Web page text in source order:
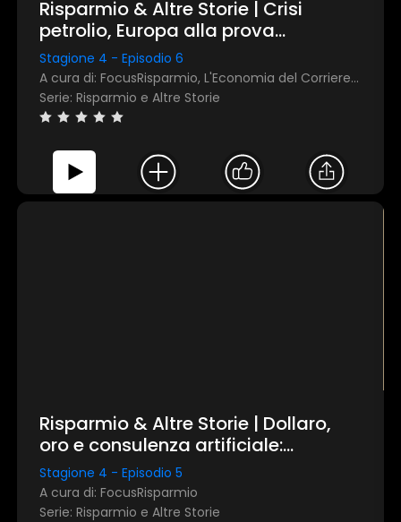
Risparmio & Altre Storie | Crisi
petrolio, Europa alla prova
dell'energia: rassegna stampa
mensile di marzo 2026
Stagione 4 - Episodio 6
A cura di: FocusRisparmio, L'Economia del Corriere della Sera
Serie: Risparmio e Altre Storie
Risparmio & Altre Storie | Dollaro,
oro e consulenza artificiale:
rassegna stampa mensile di
febbraio 2026
Stagione 4 - Episodio 5
A cura di: FocusRisparmio
Serie: Risparmio e Altre Storie